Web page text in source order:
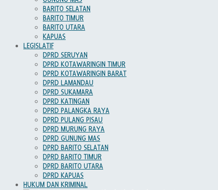
BARITO SELATAN
BARITO TIMUR
BARITO UTARA
KAPUAS
LEGISLATIF
DPRD SERUYAN
DPRD KOTAWARINGIN TIMUR
DPRD KOTAWARINGIN BARAT
DPRD LAMANDAU
DPRD SUKAMARA
DPRD KATINGAN
DPRD PALANGKA RAYA
DPRD PULANG PISAU
DPRD MURUNG RAYA
DPRD GUNUNG MAS
DPRD BARITO SELATAN
DPRD BARITO TIMUR
DPRD BARITO UTARA
DPRD KAPUAS
HUKUM DAN KRIMINAL